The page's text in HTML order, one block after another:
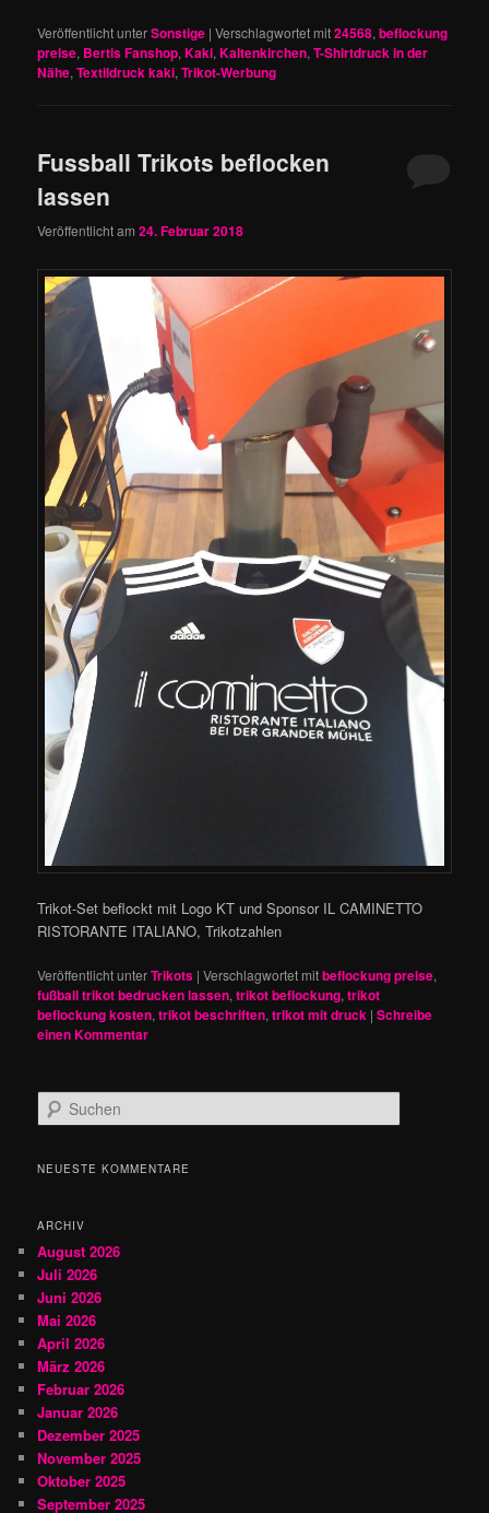
Veröffentlicht unterSonstige |Verschlagwortet mit24568,beflockung
preise, Bertis Fanshop,Kaki,Kaltenkirchen,T-Shirtdruck in der
Nähe,Textildruck kaki,Trikot-Werbung
Fussball Trikots beflocken
lassen
Veröffentlicht am24. Februar 2018
Trikot-Set beflockt mit Logo KT und Sponsor IL CAMINETTO
RISTORANTE ITALIANO, Trikotzahlen
Veröffentlicht unterTrikots |Verschlagwortet mitbeflockung preise,
fußball trikot bedrucken lassen,trikot beflockung,trikot
beflockung kosten,trikot beschriften,trikot mit druck |Schreibe
einen Kommentar
u
h
NEUESTE KOMMENTARE
ARCHIV
August 2026
Juli 2026
Juni 2026
Mai 2026
April 2026
März 2026
Februar 2026
Januar 2026
Dezember 2025
November 2025
Oktober 2025
September 2025